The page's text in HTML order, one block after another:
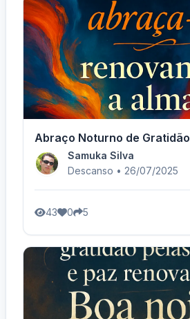
Abraço Noturno de Gratidão
Samuka Silva
Descanso • 26/07/2025
43 0 5